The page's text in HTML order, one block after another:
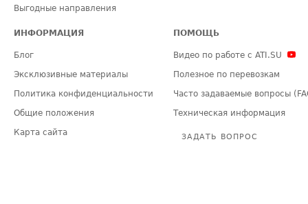
Выгодные направления
ИНФОРМАЦИЯ
Блог
Эксклюзивные материалы
Политика конфиденциальности
Общие положения
Карта сайта
ПОМОЩЬ
Видео по работе с ATI.SU
Полезное по перевозкам
Часто задаваемые вопросы
Техническая информация
ЗАДАТЬ ВОПРОС